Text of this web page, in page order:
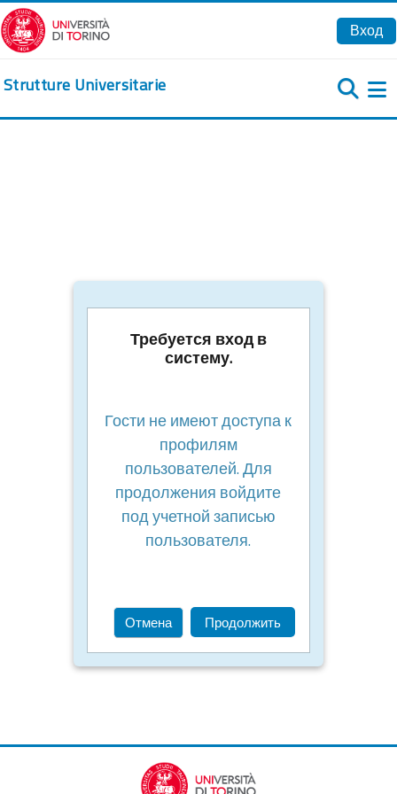
Перейти к основному содержанию
Вход
Strutture Universitarie
Требуется вход в
систему.
Гости не имеют доступа к
профилям
пользователей. Для
продолжения войдите
под учетной записью
пользователя.
Отмена Продолжить